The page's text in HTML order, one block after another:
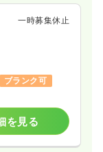
一時募集休止
ブランク可
を見る